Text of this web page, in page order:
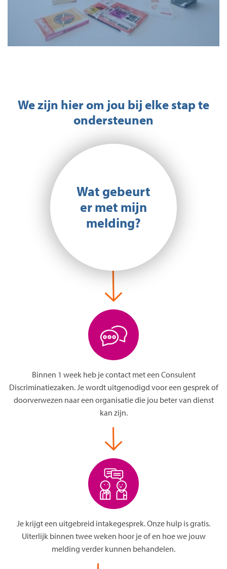
We zijn hier om jou bij elke stap te
ondersteunen
Wat gebeurt
er met mijn
melding?
Binnen 1 week heb je contact met een Consulent
Discriminatiezaken. Je wordt uitgenodigd voor een gesprek of
doorverwezen naar een organisatie die jou beter van dienst
kan zijn.
Je krijgt een uitgebreid intakegesprek. Onze hulp is gratis.
Uiterlijk binnen twee weken hoor je of en hoe we jouw
melding verder kunnen behandelen.